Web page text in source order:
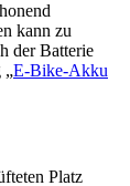
kann zu
der Batterie
„E-Bike-Akku
Platz